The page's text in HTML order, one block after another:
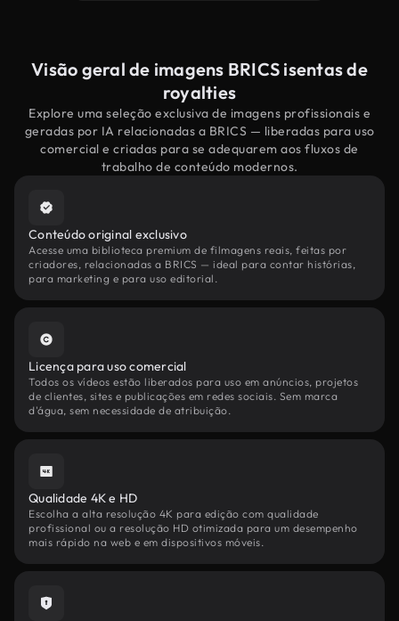
Visão geral de imagens BRICS isentas de
royalties
Explore uma seleção exclusiva de imagens profissionais e
geradas por IA relacionadas a BRICS — liberadas para uso
comercial e criadas para se adequarem aos fluxos de
trabalho de conteúdo modernos.
Conteúdo original exclusivo
Acesse uma biblioteca premium de filmagens reais, feitas por
criadores, relacionadas a BRICS — ideal para contar histórias,
para marketing e para uso editorial.
Licença para uso comercial
Todos os vídeos estão liberados para uso em anúncios, projetos
de clientes, sites e publicações em redes sociais. Sem marca
d'água, sem necessidade de atribuição.
Qualidade 4K e HD
Escolha a alta resolução 4K para edição com qualidade
profissional ou a resolução HD otimizada para um desempenho
mais rápido na web e em dispositivos móveis.